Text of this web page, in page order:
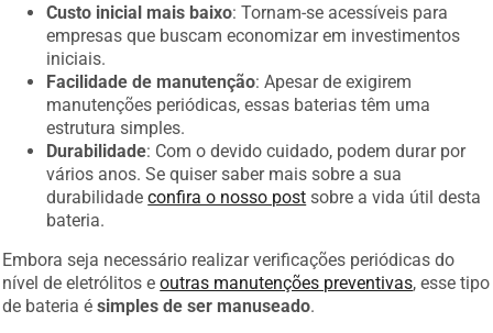
Custo inicial mais baixo: Tornam-se acessíveis para
empresas que buscam economizar em investimentos
iniciais.
Facilidade de manutenção: Apesar de exigirem
manutenções periódicas, essas baterias têm uma
estrutura simples.
Durabilidade: Com o devido cuidado, podem durar por
vários anos. Se quiser saber mais sobre a sua
durabilidadeconfira o nosso post sobre a vida útil desta
bateria.
Embora seja necessário realizar verificações periódicas do
nível de eletrólitos eoutras manutenções preventivas, esse tipo
de bateria ésimples de ser manuseado.